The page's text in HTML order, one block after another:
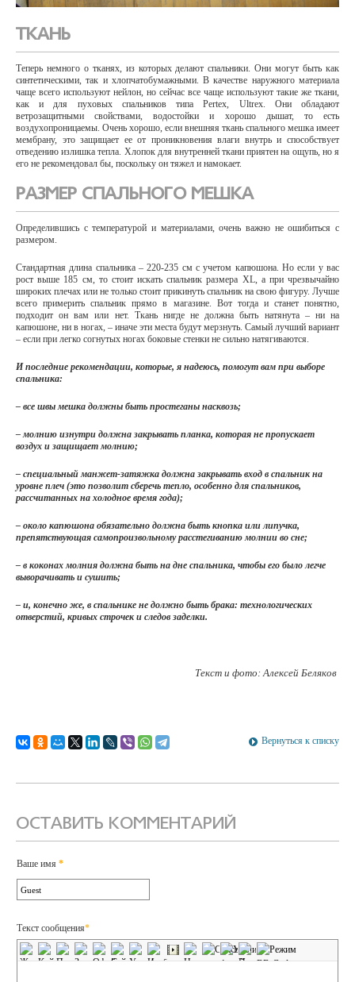
ТКАНЬ
Теперь немного о тканях, из которых делают спальники. Они могут быть как
синтетическими, так и хлопчатобумажными. В качестве наружного материала
чаще всего используют нейлон, но сейчас все чаще используют такие же ткани,
как и для пуховых спальников типа Pertex, Ultrex. Они обладают
ветрозащитными свойствами, водостойки и хорошо дышат, то есть
воздухопроницаемы. Очень хорошо, если внешняя ткань спального мешка имеет
мембрану, это защищает ее от проникновения влаги внутрь и способствует
отведению излишка тепла. Хлопок для внутренней ткани приятен на ощупь, но я
его не рекомендовал бы, поскольку он тяжел и намокает.
РАЗМЕР СПАЛЬНОГО МЕШКА
Определившись с температурой и материалами, очень важно не ошибиться с
размером.
Стандартная длина спальника – 220-235 см с учетом капюшона. Но если у вас
рост выше 185 см, то стоит искать спальник размера XL, а при чрезвычайно
широких плечах или не только стоит прикинуть спальник на свою фигуру. Лучше
всего примерить спальник прямо в магазине. Вот тогда и станет понятно,
подходит он вам или нет. Ткань нигде не должна быть натянута – ни на
капюшоне, ни в ногах, – иначе эти места будут мерзнуть. Самый лучший вариант
– если при легко согнутых ногах боковые стенки не сильно натягиваются.
И последние рекомендации, которые, я надеюсь, помогут вам при выборе
спальника:
– все швы мешка должны быть простеганы насквозь;
– молнию изнутри должна закрывать планка, которая не пропускает
воздух и защищает молнию;
– специальный манжет-затяжка должна закрывать вход в спальник на
уровне плеч (это позволит сберечь тепло, особенно для спальников,
рассчитанных на холодное время года);
– около капюшона обязательно должна быть кнопка или липучка,
препятствующая самопроизвольному расстегиванию молнии во сне;
– в коконах молния должна быть на дне спальника, чтобы его было легче
выворачивать и сушить;
– и, конечно же, в спальнике не должно быть брака: технологических
отверстий, кривых строчек и следов заделки.
Текст и фото: Алексей Беляков
Вернуться к списку
ОСТАВИТЬ КОММЕНТАРИЙ
Ваше имя *
Текст сообщения*